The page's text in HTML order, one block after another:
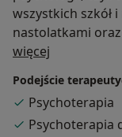
wszystkich szkół
nastolatkami
profesjonalizm,
superrewizję,
w
superrewizyjnych,
przygotowana do
więcej
Podejście
Psychoterapia
Psychoterapia